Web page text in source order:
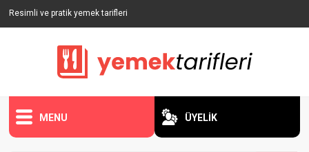
Resimli ve pratik yemek tarifleri
MENU ÜYELİK